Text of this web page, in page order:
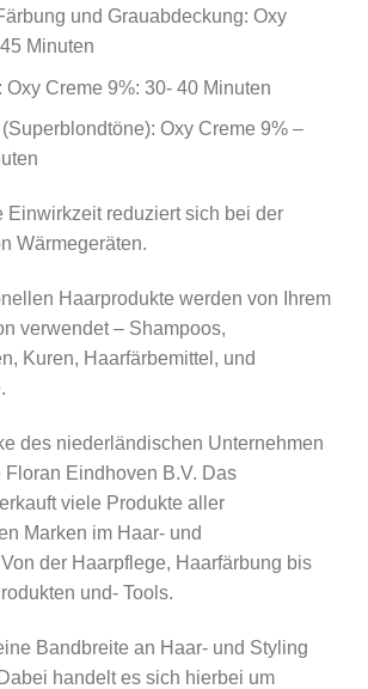
und Grauabdeckung: Oxy
Minuten
Oxy Creme 9%: 30- 40 Minuten
Oxy Creme 9% –
Einwirkzeit reduziert sich bei der
Wärmegeräten.
Haarprodukte werden von Ihrem
verwendet – Shampoos,
Kuren, Haarfärbemittel, und
des niederländischen Unternehmen
Floran Eindhoven B.V. Das
viele Produkte aller
Marken im Haar- und
der Haarpflege, Haarfärbung bis
und- Tools.
Bandbreite an Haar- und Styling
handelt es sich hierbei um